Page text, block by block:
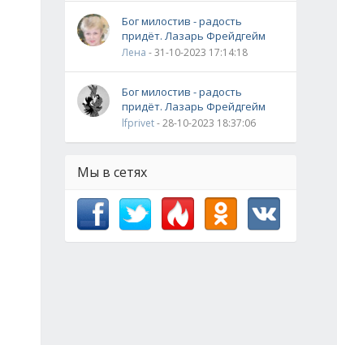
Бог милостив - радость
придёт. Лазарь Фрейдгейм
Лена - 31-10-2023 17:14:18
Бог милостив - радость
придёт. Лазарь Фрейдгейм
lfprivet- 28-10-2023 18:37:06
Мы в сетях